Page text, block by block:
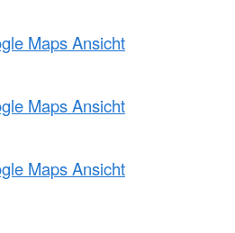
Maps Ansicht
Maps Ansicht
Maps Ansicht